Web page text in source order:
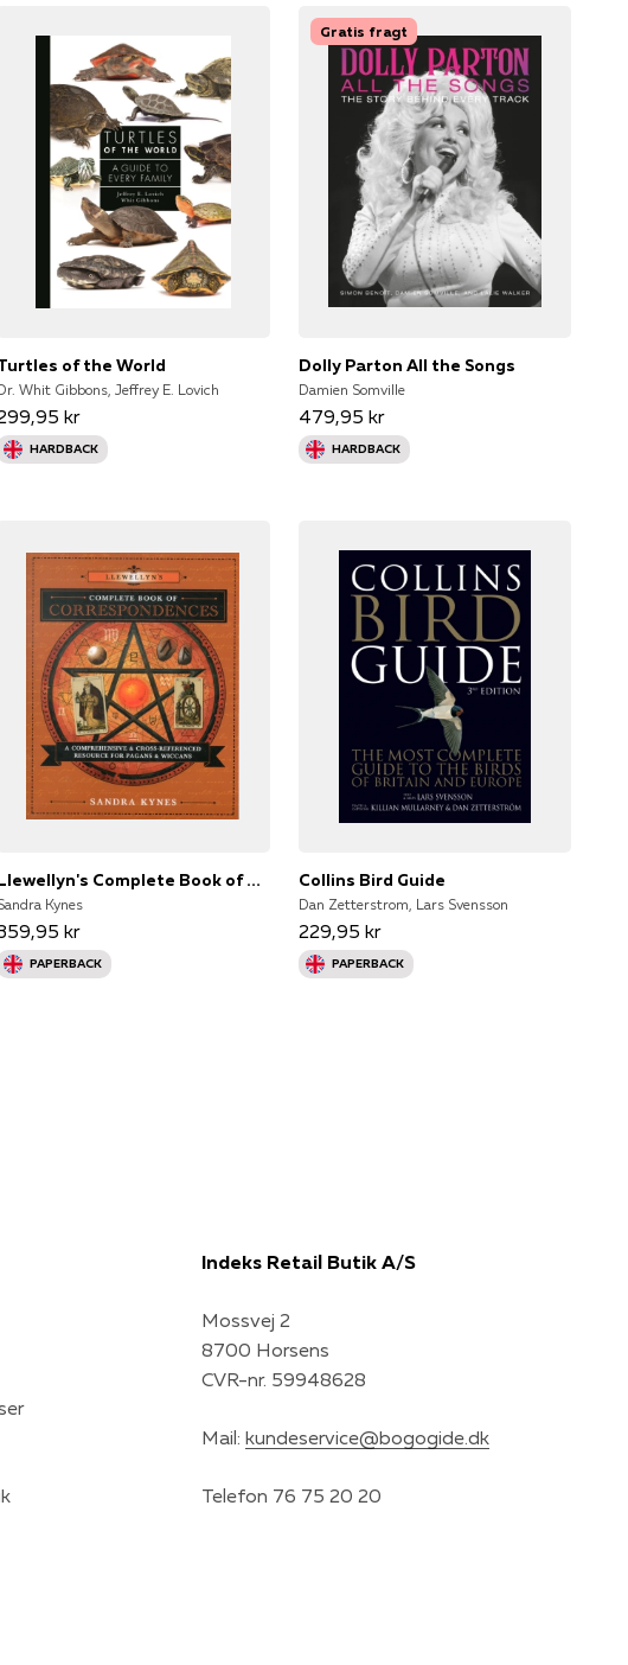
of the World
Whit Gibbons, Jeffrey E. Lovich
kr
HARDBACK
Gratis fragt
Dolly Parton All the Songs
Damien Somville
479,95 kr
HARDBACK
Llewellyn's Complete Book of Correspondences
Kynes
kr
PAPERBACK
Collins Bird Guide
Dan Zetterstrom, Lars Svensson
229,95 kr
PAPERBACK
Indeks Retail Butik A/S
Mossvej 2
8700 Horsens
CVR-nr. 59948628
Mail: kundeservice@bogogide.dk
Telefon 76 75 20 20